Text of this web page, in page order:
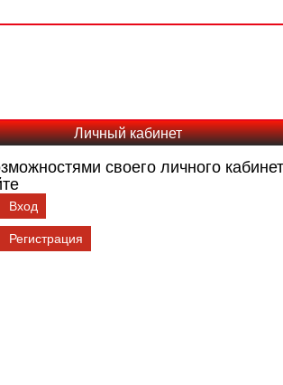
Личный кабинет
своего личного
Вход
Регистрация